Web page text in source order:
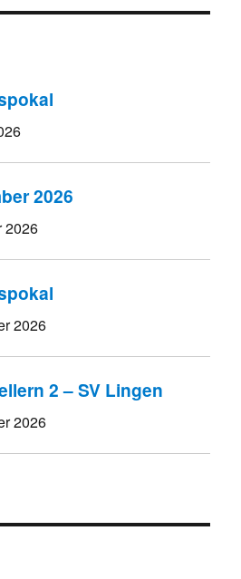
2026
2026
2026
2 – SV Lingen
2026